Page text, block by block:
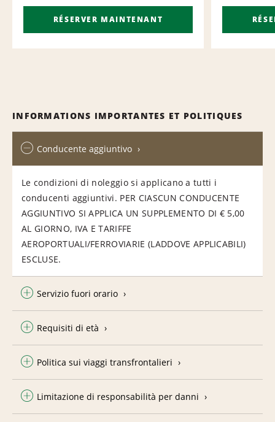
RÉSERVER MAINTENANT
INFORMATIONS IMPORTANTES ET POLITIQUES
Conducente aggiuntivo
Le condizioni di noleggio si applicano a tutti i
conducenti aggiuntivi. PER CIASCUN CONDUCENTE
AGGIUNTIVO SI APPLICA UN SUPPLEMENTO DI € 5,00
AL GIORNO, IVA E TARIFFE
AEROPORTUALI/FERROVIARIE (LADDOVE APPLICABILI)
ESCLUSE.
Servizio fuori orario
Requisiti di età
Politica sui viaggi transfrontalieri
Limitazione di responsabilità per danni